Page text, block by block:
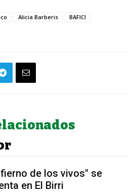
Alicia Barberis
BAFICI
de los vivos" se
en El Birri